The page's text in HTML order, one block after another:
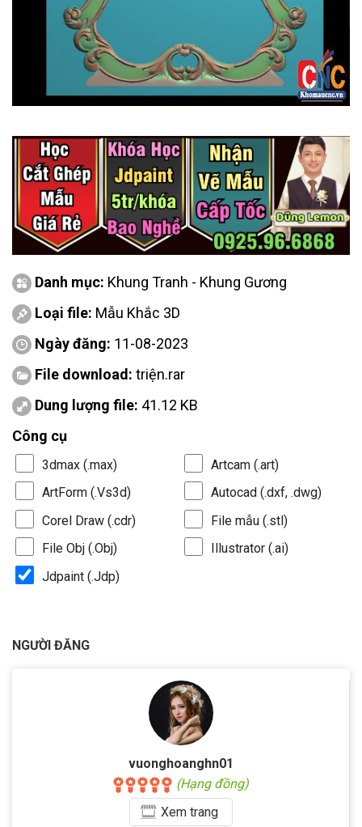
Danh mục: Khung Tranh - Khung Gương
Loại file: Mẫu Khắc 3D
Ngày đăng: 11-08-2023
File download: triện.rar
Dung lượng file: 41.12 KB
Công cụ
3dmax (.max)
Artcam (.art)
ArtForm (.Vs3d)
Autocad (.dxf, .dwg)
Corel Draw (.cdr)
File mẫu (.stl)
File Obj (.Obj)
Illustrator (.ai)
Jdpaint (.Jdp)
NGƯỜI ĐĂNG
vuonghoanghn01
(Hạng đồng)
Xemtrang